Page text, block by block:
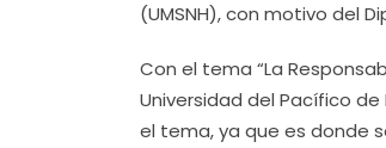
(UMSNH), con motivo del
Con el tema “La
Universidad del Pacífico
el tema, ya que es donde